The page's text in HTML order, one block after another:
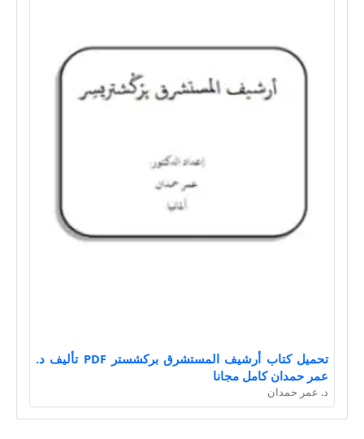
تحميل كتاب أرشيف المستشرق بركشستر PDF تأليف د.
عمر حمدان كامل مجانا
د. عمر حمدان